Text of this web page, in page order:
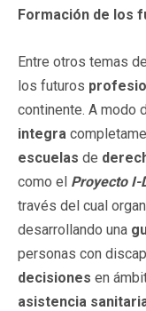
Formación de los
Entre otros temas
los futuros
continente. A modo
integra
escuelas de
como el Proyecto I-
través del cual
desarrollando una
personas con
decisiones en
asistencia